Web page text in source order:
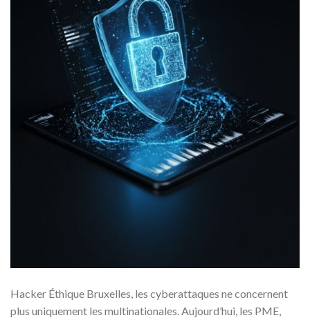
Hacker Éthique Bruxelles, les cyberattaques ne concernent
plus uniquement les multinationales. Aujourd’hui, les PME,